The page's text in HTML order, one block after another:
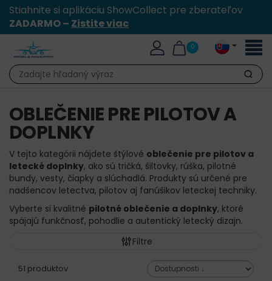
Stiahnite si aplikáciu ShowCollect pre zberateľov
ZADARMO – Zistite viac
0
Hľadať
OBLEČENIE PRE PILOTOV A
DOPLNKY
V tejto kategórii nájdete štýlové oblečenie pre pilotov a
letecké doplnky, ako sú tričká, šiltovky, rúška, pilotné
bundy, vesty, čiapky a slúchadlá. Produkty sú určené pre
nadšencov letectva, pilotov aj fanúšikov leteckej techniky.
Vyberte si kvalitné pilotné oblečenie a doplnky, ktoré
spájajú funkčnosť, pohodlie a autentický letecký dizajn.
Filtre
51 produktov